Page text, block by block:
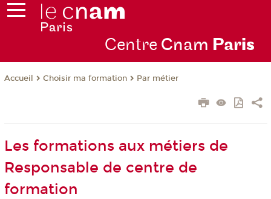
Centre Cnam Paris
Accueil Choisir ma formation Par métier
Les formations aux métiers de
Responsable de centre de
formation